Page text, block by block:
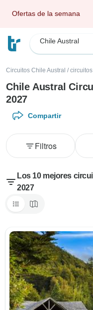
Ofertas de la semana
Chile Austral
Circuitos Chile Austral /
Chile Austral
2027
Compartir
Filtros
Los 10 mejores
2027